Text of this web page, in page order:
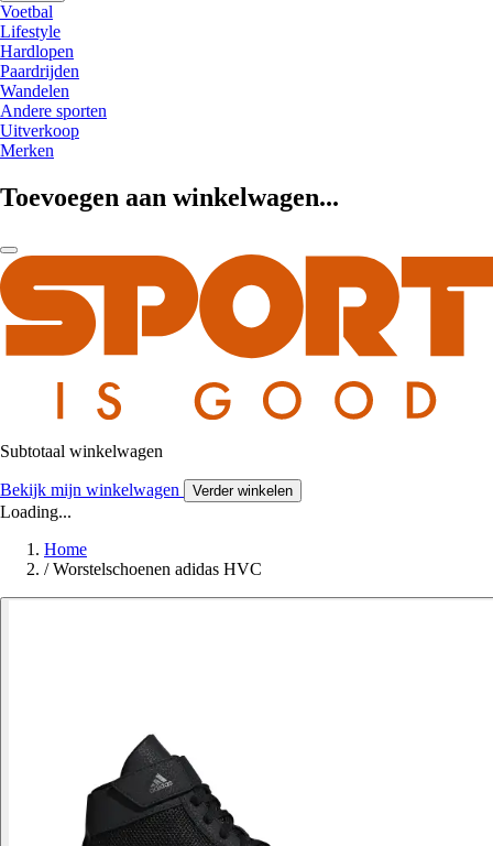
Voetbal
Lifestyle
Hardlopen
Paardrijden
Wandelen
Andere sporten
Uitverkoop
Merken
Toevoegen aan winkelwagen...
Subtotaal winkelwagen
Bekijk mijn winkelwagen Verder winkelen
Loading...
Home
/ Worstelschoenen adidas HVC